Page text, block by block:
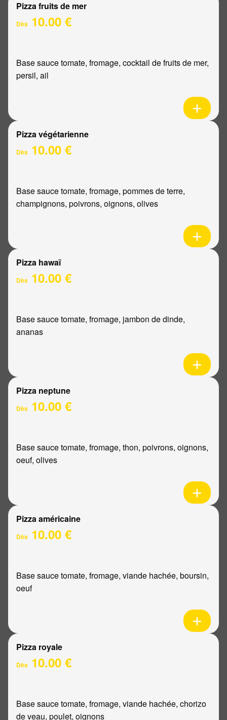
Pizza fruits de mer
Dès 10.00 €
Base sauce tomate, fromage, cocktail de fruits de mer,
persil, ail
Pizza végétarienne
Dès 10.00 €
Base sauce tomate, fromage, pommes de terre,
champignons, poivrons, oignons, olives
Pizza hawaï
Dès 10.00 €
Base sauce tomate, fromage, jambon de dinde,
ananas
Pizza neptune
Dès 10.00 €
Base sauce tomate, fromage, thon, poivrons, oignons,
oeuf, olives
Pizza américaine
Dès 10.00 €
Base sauce tomate, fromage, viande hachée, boursin,
oeuf
Pizza royale
Dès 10.00 €
Base sauce tomate, fromage, viande hachée, chorizo
de veau, poulet, oignons